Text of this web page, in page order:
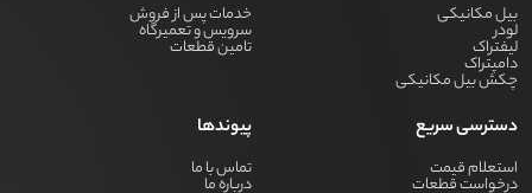
بیل مکانیکی
لودر
لیفتراک
دامپتراک
چکش بیل مکانیکی
خدمات پس از فروش
سرویس و تعمیرگاه
تامین قطعات
دسترسی سریع
استعلام قیمت
درخواست قطعات
پیوندها
تماس با ما
درباره ما